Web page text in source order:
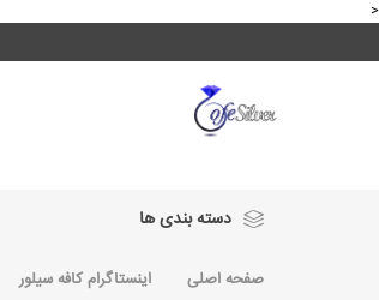
<
دسته بندی ها
صفحه اصلی اینستاگرام کافه سیلور